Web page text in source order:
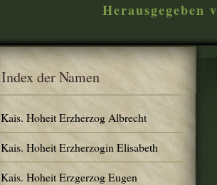
Index der Namen
Kais. Hoheit Erzherzog Albrecht
Kais. Hoheit Erzherzogin Elisabeth
Kais. Hoheit Erzgerzog Eugen